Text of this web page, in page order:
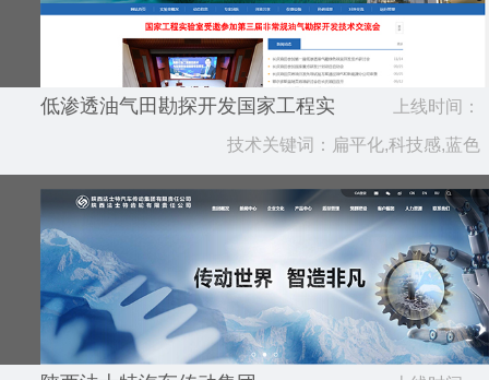
低渗透油气田勘探开发国家工程实
上线时间：
2024.12
技术关键词：扁平化,科技感,蓝色